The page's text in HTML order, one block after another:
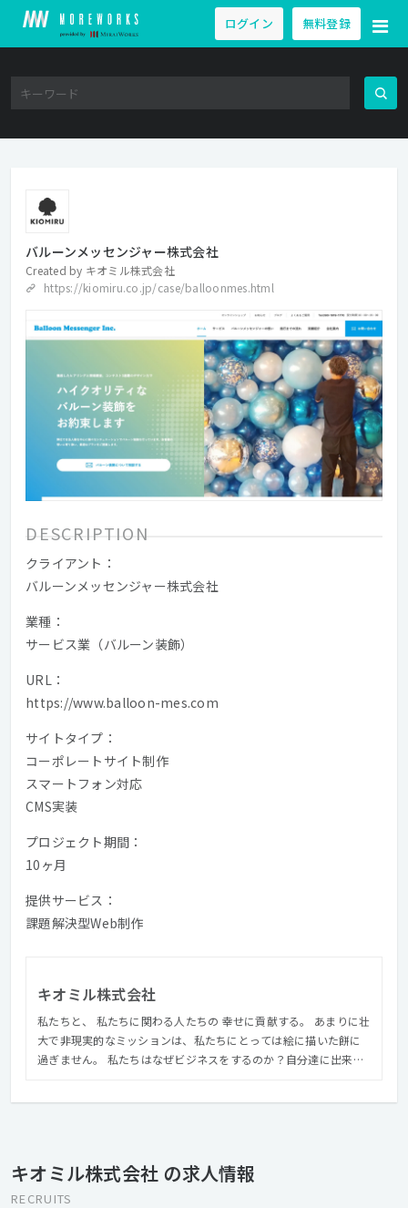
ログイン 無料登録
バルーンメッセンジャー株式会社
Created by キオミル株式会社
https://kiomiru.co.jp/case/balloonmes.html
DESCRIPTION
クライアント：
バルーンメッセンジャー株式会社
業種：
サービス業（バルーン装飾）
URL：
https://www.balloon-mes.com
サイトタイプ：
コーポレートサイト制作
スマートフォン対応
CMS実装
プロジェクト期間：
10ヶ月
提供サービス：
課題解決型Web制作
キオミル株式会社
私たちと、 私たちに関わる人たちの 幸せに貢献する。 あまりに壮
大で非現実的なミッションは、私たちにとっては絵に描いた餅に
過ぎません。 私たちはなぜビジネスをするのか？自分達に出来る
ナー、そしてその先の人や組織を指します。 これらの人々全てを
幸せにするということは並大抵な努力では実現できません。 私た
キオミル株式会社 の求人情報
RECRUITS